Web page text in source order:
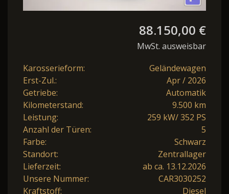
88.150,00 €
MwSt. ausweisbar
Karosserieform:
Geländewagen
Erst-Zul.:
Apr / 2026
Getriebe:
Automatik
Kilometerstand:
9.500 km
Leistung:
259 kW/ 352 PS
Anzahl der Türen:
5
Farbe:
Schwarz
Standort:
Zentrallager
Lieferzeit:
ab ca. 13.12.2026
Unsere Nummer:
CAR3030252
Kraftstoff:
Diesel